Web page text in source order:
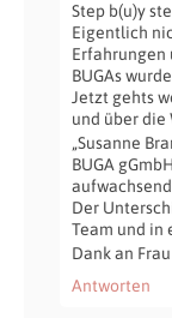
Step b(u)y
Eigentlich
Erfahrungen
BUGAs
Jetzt gehts
und über die
„Susanne
BUGA
Der
Team und in
Dank an
Antworten